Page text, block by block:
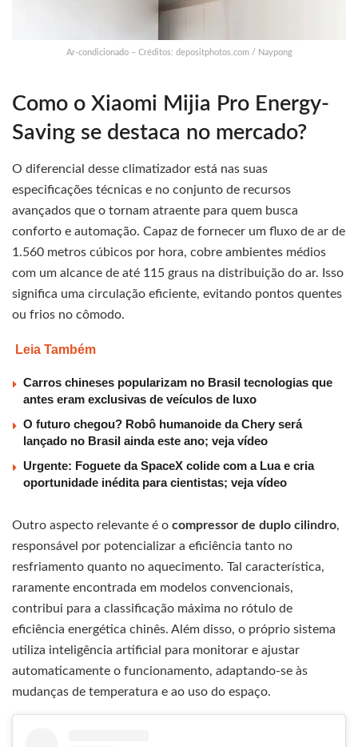
Ar-condicionado – Créditos: depositphotos.com / Naypong
Como o Xiaomi Mijia Pro Energy-
Saving se destaca no mercado?
O diferencial desse climatizador está nas suas
especificações técnicas e no conjunto de recursos
avançados que o tornam atraente para quem busca
conforto e automação. Capaz de fornecer um fluxo de ar de
1.560 metros cúbicos por hora, cobre ambientes médios
com um alcance de até 115 graus na distribuição do ar. Isso
significa uma circulação eficiente, evitando pontos quentes
ou frios no cômodo.
Leia Também
Carros chineses popularizam no Brasil tecnologias que
antes eram exclusivas de veículos de luxo
O futuro chegou? Robô humanoide da Chery será
lançado no Brasil ainda este ano; veja vídeo
Urgente: Foguete da SpaceX colide com a Lua e cria
oportunidade inédita para cientistas; veja vídeo
Outro aspecto relevante é o compressor de duplo cilindro,
responsável por potencializar a eficiência tanto no
resfriamento quanto no aquecimento. Tal característica,
raramente encontrada em modelos convencionais,
contribui para a classificação máxima no rótulo de
eficiência energética chinês. Além disso, o próprio sistema
utiliza inteligência artificial para monitorar e ajustar
automaticamente o funcionamento, adaptando-se às
mudanças de temperatura e ao uso do espaço.